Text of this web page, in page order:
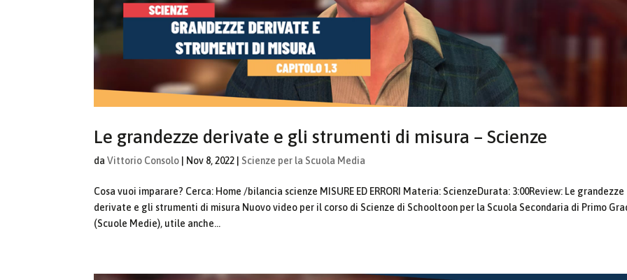
Le grandezze derivate e gli strumenti di misura – Scienze
daVittorio Consolo Nov 8, 2022 Scienze per la Scuola Media
Cosa vuoi imparare? Cerca: Home /bilancia scienze MISURE ED ERRORI Materia: ScienzeDurata: 3:00Review: Le grandezze
derivate e gli strumenti di misura Nuovo video per il corso di Scienze di Schooltoon per la Scuola Secondaria di Primo
(Scuole Medie), utile anche...